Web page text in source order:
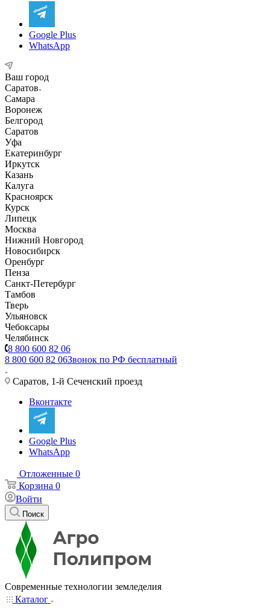
Google Plus
WhatsApp
Ваш город
Саратов
Самара
Воронеж
Белгород
Саратов
Уфа
Екатеринбург
Иркутск
Казань
Калуга
Красноярск
Курск
Липецк
Москва
Нижний Новгород
Новосибирск
Оренбург
Пенза
Санкт-Петербург
Тамбов
Тверь
Ульяновск
Чебоксары
Челябинск
8 800 600 82 06
8 800 600 82 06Звонок по РФ бесплатный
Саратов, 1-й Сеченский проезд
Вконтакте
Google Plus
WhatsApp
Отложенные 0
Корзина 0
Войти
Поиск
Современные технологии земледелия
Каталог